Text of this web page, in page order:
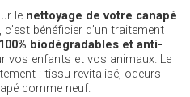
le nettoyage de votre canapé
, c’est bénéficier d’un traitement
100% biodégradables et anti-
vos enfants et vos animaux. Le
: tissu revitalisé, odeurs
comme neuf.